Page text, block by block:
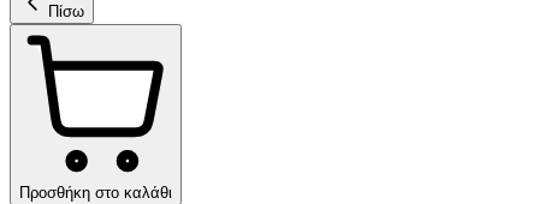
Πίσω
Προσθήκη στο καλάθι